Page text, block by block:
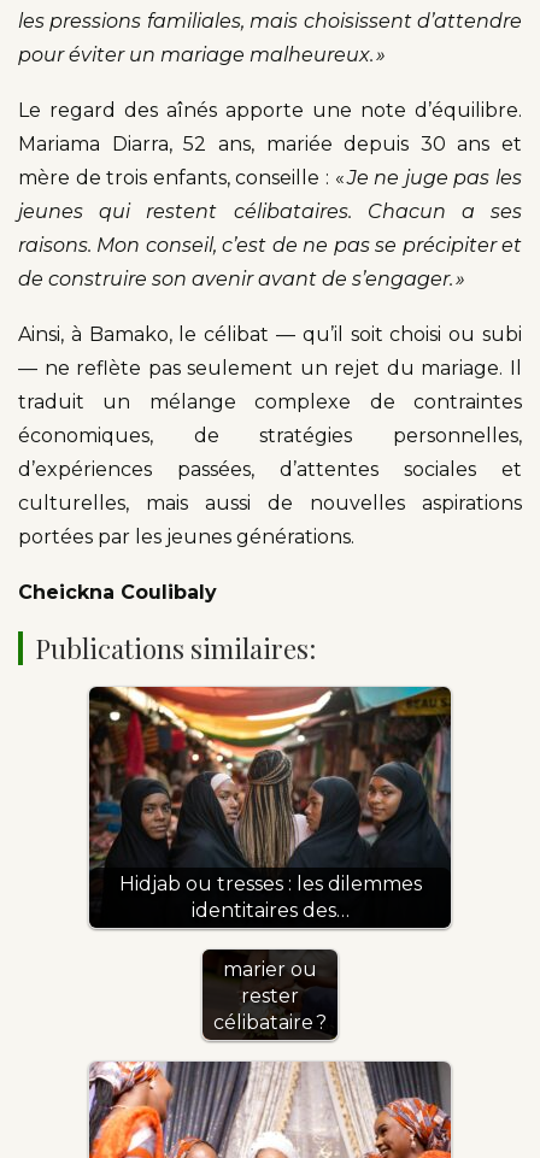
les pressions familiales, mais choisissent d’attendre
pour éviter un mariage malheureux. »
Le regard des aînés apporte une note d’équilibre.
Mariama Diarra, 52 ans, mariée depuis 30 ans et
mère de trois enfants, conseille : «Je ne juge pas les
jeunes qui restent célibataires. Chacun a ses
raisons. Mon conseil, c’est de ne pas se précipiter et
de construire son avenir avant de s’engager. »
Ainsi, à Bamako, le célibat — qu’il soit choisi ou subi
— ne reflète pas seulement un rejet du mariage. Il
traduit un mélange complexe de contraintes
économiques, de stratégies personnelles,
d’expériences passées, d’attentes sociales et
culturelles, mais aussi de nouvelles aspirations
portées par les jeunes générations.
Cheickna Coulibaly
Publications similaires:
Hidjab ou tresses : les dilemmes
identitaires des…
Au Mali :
choix de se
marier ou
rester
célibataire ?